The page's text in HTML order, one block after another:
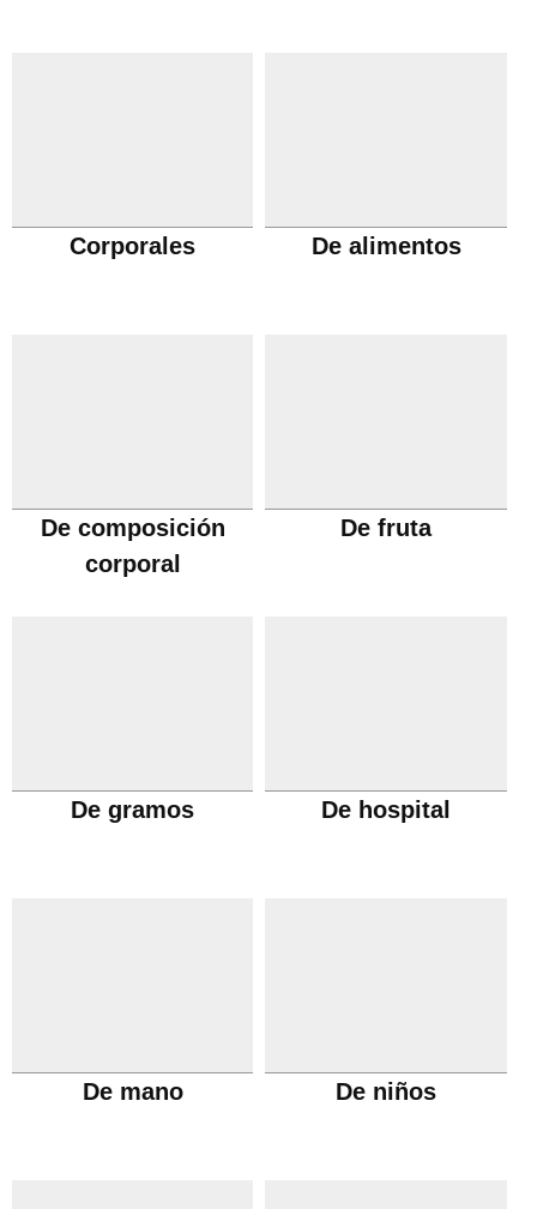
Corporales De alimentos
De composición
corporal
De fruta
De gramos De hospital
De mano De niños